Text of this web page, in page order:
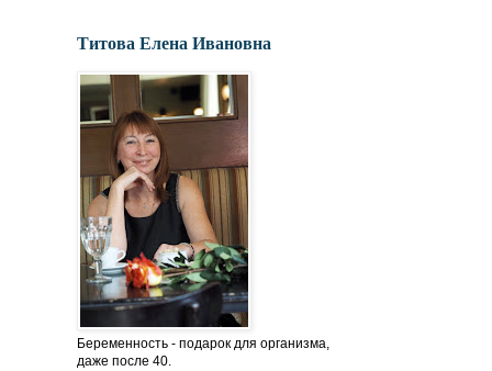
Титова Елена Ивановна
Беременность - подарок для организма,
даже после 40.